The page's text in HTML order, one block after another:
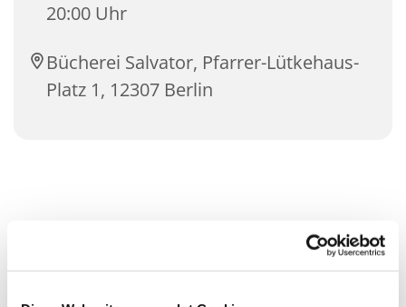
20:00 Uhr
Bücherei Salvator, Pfarrer-Lütkehaus-
Platz 1, 12307 Berlin